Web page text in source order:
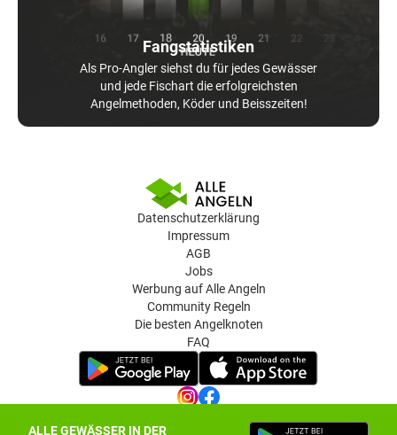
ALLE GEWÄSSER IN DER
Fangstatistiken
Als Pro-Angler siehst du für jedes Gewässer
und jede Fischart die erfolgreichsten
Angelmethoden, Köder und Beisszeiten!
Datenschutzerklärung
Impressum
AGB
Jobs
Werbung auf Alle Angeln
Community Regeln
Die besten Angelknoten
FAQ